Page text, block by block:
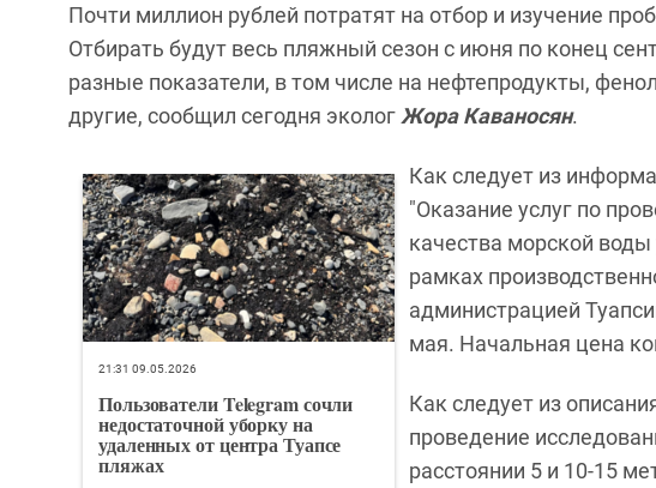
Почти миллион рублей потратят на отбор и изучение
Отбирать будут весь пляжный сезон с июня по конец
разные показатели, в том числе на нефтепродукты,
другие, сообщил сегодня эколог Жора Каваносян.
21:31 09.05.2026
Пользователи Telegram сочли
недостаточной уборку на
удаленных от центра Туапсе
пляжах
Как следует из
"Оказание услуг по
качества морской
рамках
администрацией
мая. Начальная цена
Как следует из
проведение
расстоянии 5 и 10-15